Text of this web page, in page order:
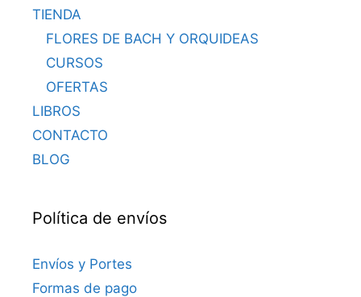
TIENDA
FLORES DE BACH Y ORQUIDEAS
CURSOS
OFERTAS
LIBROS
CONTACTO
BLOG
Política de envíos
Envíos y Portes
Formas de pago